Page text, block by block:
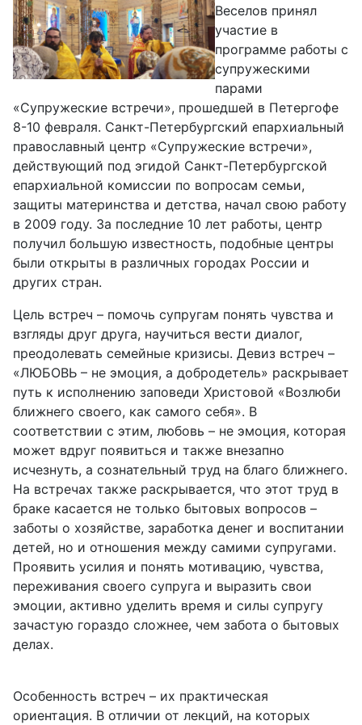
Веселов принял
участие в
программе работы с
супружескими
парами
«Супружеские встречи», прошедшей в Петергофе
8-10 февраля. Санкт-Петербургский епархиальный
православный центр «Супружеские встречи»,
действующий под эгидой Санкт-Петербургской
епархиальной комиссии по вопросам семьи,
защиты материнства и детства, начал свою работу
в 2009 году. За последние 10 лет работы, центр
получил большую известность, подобные центры
были открыты в различных городах России и
других стран.
Цель встреч – помочь супругам понять чувства и
взгляды друг друга, научиться вести диалог,
преодолевать семейные кризисы. Девиз встреч –
«ЛЮБОВЬ – не эмоция, а добродетель» раскрывает
путь к исполнению заповеди Христовой «Возлюби
ближнего своего, как самого себя». В
соответствии с этим, любовь – не эмоция, которая
может вдруг появиться и также внезапно
исчезнуть, а сознательный труд на благо ближнего.
На встречах также раскрывается, что этот труд в
браке касается не только бытовых вопросов –
заботы о хозяйстве, заработка денег и воспитании
детей, но и отношения между самими супругами.
Проявить усилия и понять мотивацию, чувства,
переживания своего супруга и выразить свои
эмоции, активно уделить время и силы супругу
зачастую гораздо сложнее, чем забота о бытовых
делах.
Особенность встреч – их практическая
ориентация. В отличии от лекций, на которых